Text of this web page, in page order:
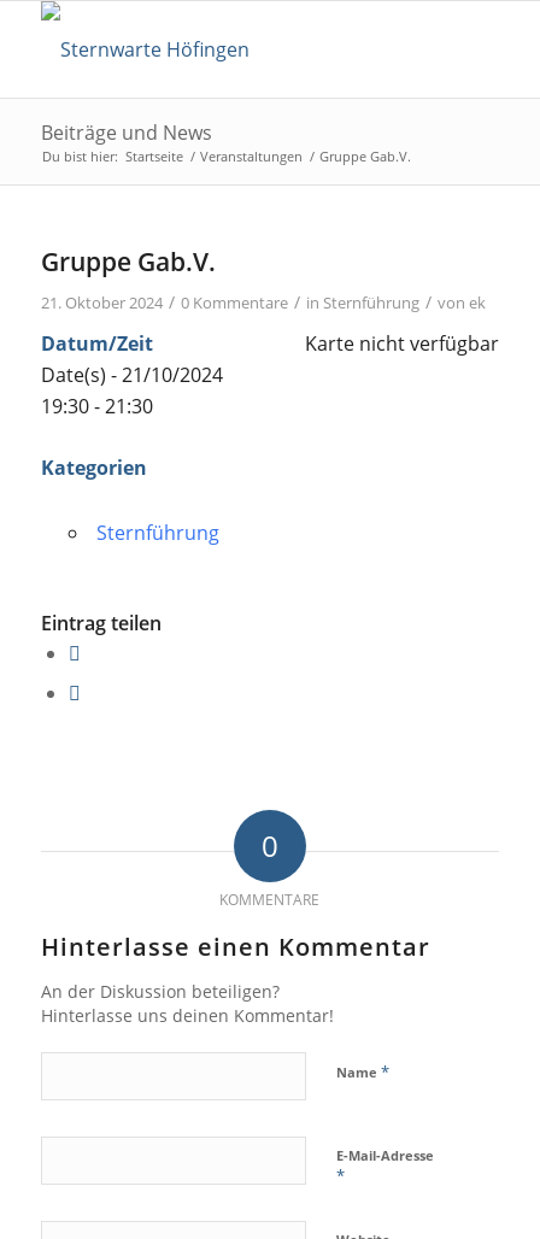
Beiträge und News
Du bist hier: Startseite / Veranstaltungen / Gruppe Gab.V.
Gruppe Gab.V.
21. Oktober 2024 / 0 Kommentare / in Sternführung / von ek
Karte nicht verfügbar
Datum/Zeit
Date(s) - 21/10/2024
19:30 - 21:30
Kategorien
Sternführung
Eintrag teilen
0
KOMMENTARE
Hinterlasse einen Kommentar
An der Diskussion beteiligen?
Hinterlasse uns deinen Kommentar!
Name *
E-Mail-Adresse
*